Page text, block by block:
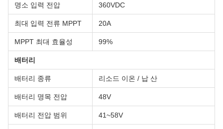
명소 입력 전압 360VDC
최대 입력 전류 MPPT 20A
MPPT 최대 효율성 99%
배터리
배터리 종류 리소드 이온 / 납 산
배터리 명목 전압 48V
배터리 전압 범위 41~58V